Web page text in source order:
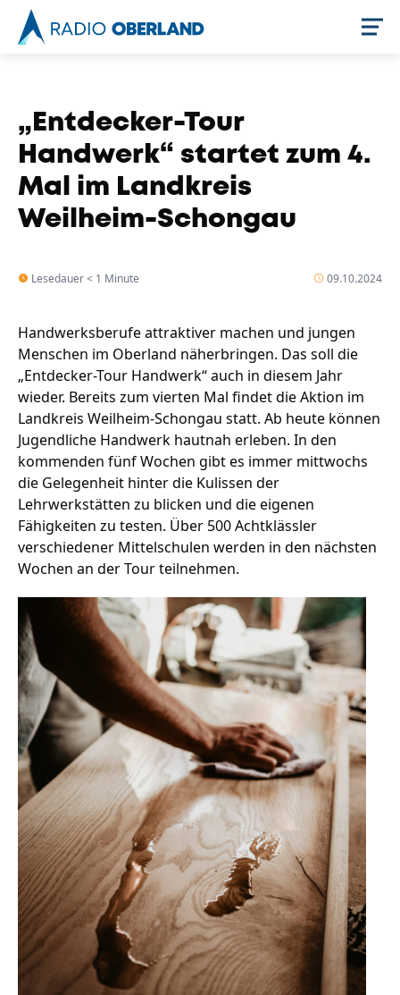
Stellenangebote
Unternehmen
Das geheime Geräusch
Wandern
Amphibienschutz
Team
Service
Nachgehört
Podcast
Newsletter
Zeit fürs Oberland
Handwerker
„Entdecker-Tour
Handwerk“ startet zum 4.
Mal im Landkreis
Weilheim-Schongau
Lesedauer < 1 Minute 09.10.2024
Handwerksberufe attraktiver machen und jungen
Menschen im Oberland näherbringen. Das soll die
„Entdecker-Tour Handwerk“ auch in diesem Jahr
wieder. Bereits zum vierten Mal findet die Aktion im
Landkreis Weilheim-Schongau statt. Ab heute können
Jugendliche Handwerk hautnah erleben. In den
kommenden fünf Wochen gibt es immer mittwochs
die Gelegenheit hinter die Kulissen der
Lehrwerkstätten zu blicken und die eigenen
Fähigkeiten zu testen. Über 500 Achtklässler
verschiedener Mittelschulen werden in den nächsten
Wochen an der Tour teilnehmen.